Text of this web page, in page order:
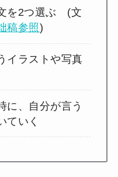
を2つ選ぶ (文
稿参照)
イラストや写真
に、自分が言う
ていく